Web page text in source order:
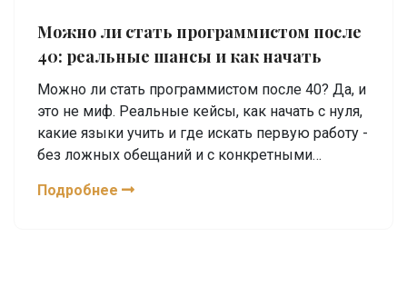
Можно ли стать программистом после
40: реальные шансы и как начать
Можно ли стать программистом после 40? Да, и
это не миф. Реальные кейсы, как начать с нуля,
какие языки учить и где искать первую работу -
без ложных обещаний и с конкретными
Подробнее